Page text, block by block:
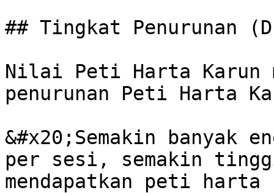
## Tingkat Penurunan
Nilai Peti Harta Karun
penurunan Peti Harta
&#x20;Semakin banyak
per sesi, semakin
mendapatkan peti harta